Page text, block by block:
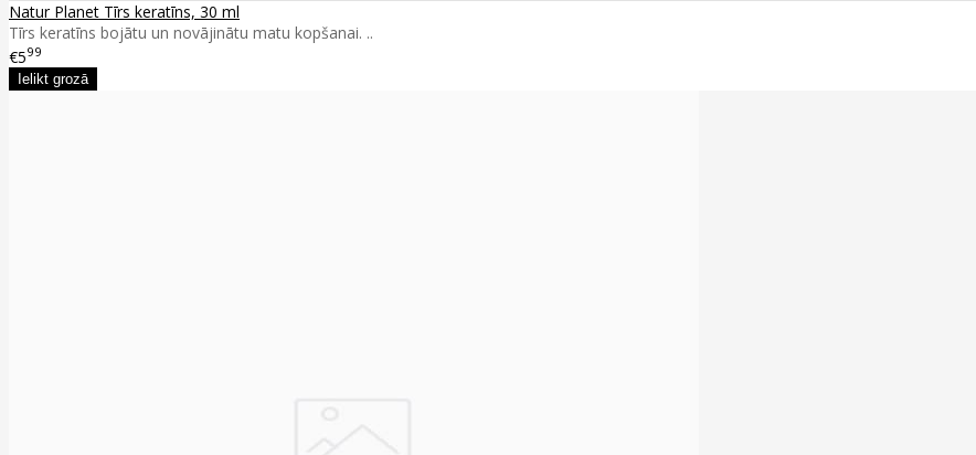
Natur Planet Tīrs keratīns, 30 ml
Tīrs keratīns bojātu un novājinātu matu kopšanai. ..
€599